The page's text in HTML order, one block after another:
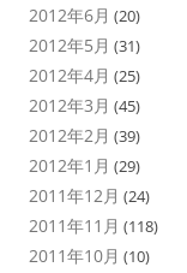
2012年6月 (20)
2012年5月 (31)
2012年4月 (25)
2012年3月 (45)
2012年2月 (39)
2012年1月 (29)
2011年12月 (24)
2011年11月 (118)
2011年10月 (10)